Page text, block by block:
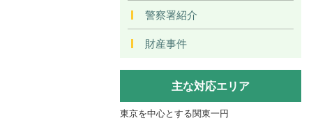
警察署紹介
財産事件
主な対応エリア
東京を中心とする関東一円